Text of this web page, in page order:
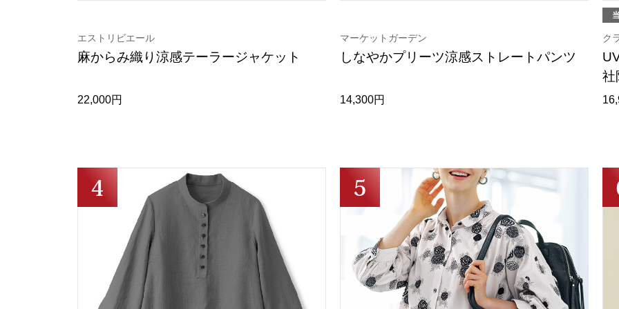
エストリビエール
麻からみ織り涼感テーラージャケット
22,000円
マーケットガーデン
しなやかプリーツ涼感ストレートパンツ
14,300円
ク
社